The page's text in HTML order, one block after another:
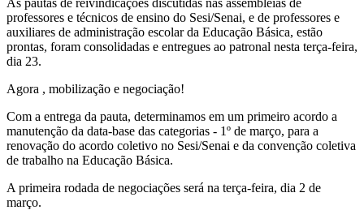
professores e técnicos de ensino do Sesi/Senai, e de professores e
auxiliares de administração escolar da Educação Básica, estão
prontas, foram consolidadas e entregues ao patronal nesta terça-feira,
dia 23.
Agora , mobilização e negociação!
Com a entrega da pauta, determinamos em um primeiro acordo a
manutenção da data-base das categorias - 1º de março, para a
renovação do acordo coletivo no Sesi/Senai e da convenção coletiva
de trabalho na Educação Básica.
A primeira rodada de negociações será na terça-feira, dia 2 de
março.